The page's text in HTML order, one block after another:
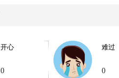
开心
0
难过
0